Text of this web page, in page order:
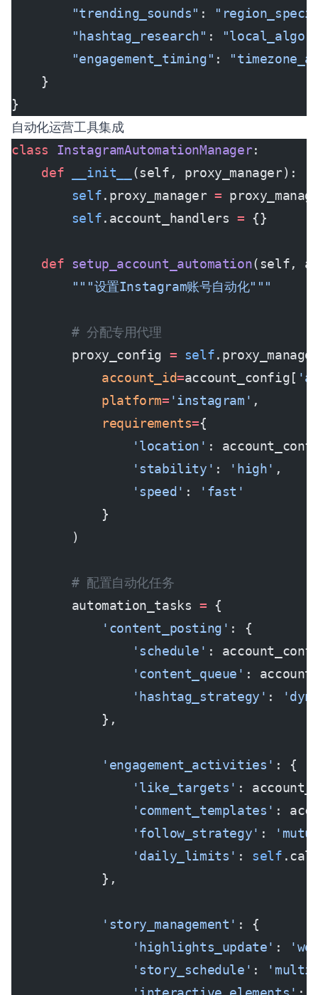
        "trending_sounds"
:
        "hashtag_research"
:
        "engagement_timing"
:
    }
}
自动化运营工具集成
class InstagramAutomationManager:
    def
__init__
(self, proxy_manager):
        self
.proxy_manager =
        self
.account_handlers = {}
    def
setup_account_automation(self,
        """设置Instagram账号自动化"""
        # 分配专用代理
        proxy_config
= self
            account_id
=account_config[
            platform
= 'instagram' ,
            requirements
={
                'location'
:
                'stability'
: 'high' ,
                'speed'
:
'fast'
            }
        )
        # 配置自动化任务
        automation_tasks
= {
            'content_posting'
: {
                'schedule'
:
                'content_queue'
:
                'hashtag_strategy'
:
            },
            'engagement_activities'
: {
                'like_targets'
:
                'comment_templates'
:
                'follow_strategy'
:
                'daily_limits'
: self
            },
            'story_management'
: {
                'highlights_update'
:
                'story_schedule'
: